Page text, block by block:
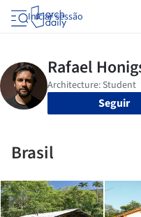
Iniciar sessão
Seguir
Brasil